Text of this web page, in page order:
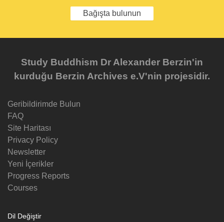
Bağışta bulunun
Study Buddhism Dr Alexander Berzin'in
kurduğu Berzin Archives e.V'nin projesidir.
Geribildirimde Bulun
FAQ
Site Haritası
Privacy Policy
Newsletter
Yeni İçerikler
Progress Reports
Courses
Dil Değiştir